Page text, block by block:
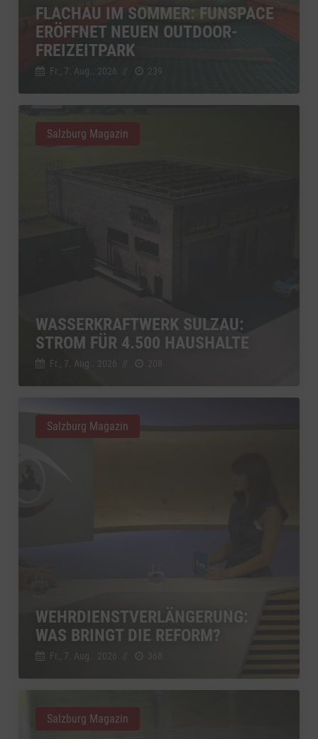
FLACHAU IM SOMMER: FUNSPACE
ERÖFFNET NEUEN OUTDOOR-
FREIZEITPARK
Fr., 7. Aug.. 2026 // 239
WASSERKRAFTWERK SULZAU:
STROM FÜR 4.500 HAUSHALTE
Fr., 7. Aug.. 2026
Salzburg Magazin
WEHRDIENSTVERLÄNGERUNG:
WAS BRINGT DIE REFORM?
Fr., 7. Aug.. 2026
Salzburg Magazin
Salzburg Magazin